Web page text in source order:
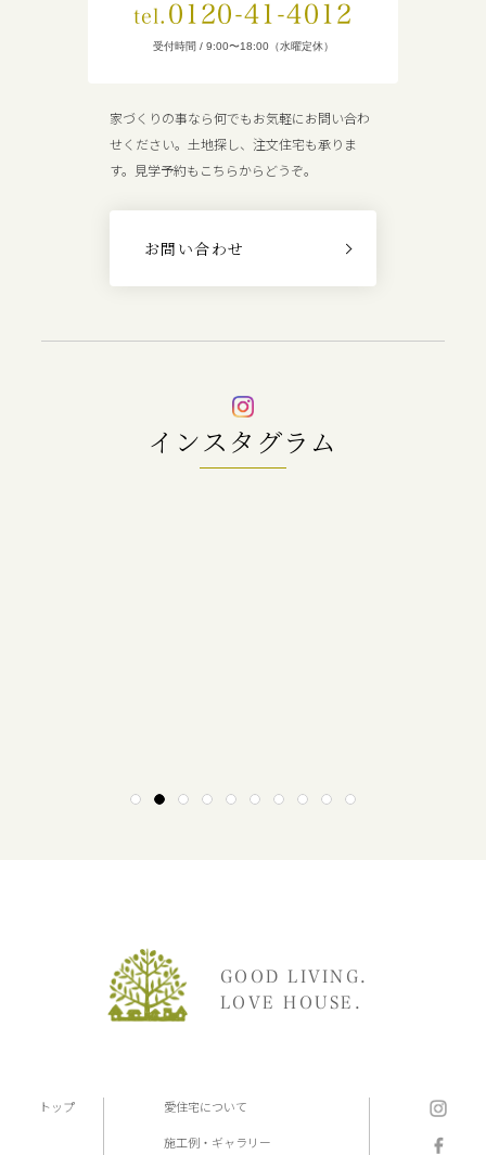
インスタグラム
1 2 3 4 5 6 7 8 9 10
tel. 0120-41-4012
受付時間 / 9:00〜18:00（水曜定休）
家づくりの事なら何でもお気軽にお問い合わ
せください。土地探し、注文住宅も承りま
す。見学予約もこちらからどうぞ。
お問い合わせ
GOOD LIVING.
LOVE HOUSE.
トップ 愛住宅について
施工例・ギャラリー